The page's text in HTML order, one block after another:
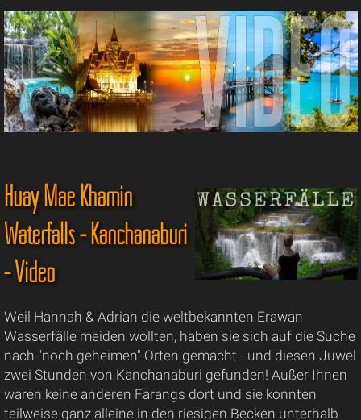
Huay Mae Khamin
Waterfalls - Kanchanaburi
- Video
Weil Hannah & Adrian die weltbekannten Erawan
Wasserfälle meiden wollten, haben sie sich auf die Suche
nach "noch geheimen" Orten gemacht - und diesen Juwel
zwei Stunden von Kanchanaburi gefunden! Außer Ihnen
waren keine anderen Farangs dort und sie konnten
teilweise ganz alleine in den riesigen Becken unterhalb